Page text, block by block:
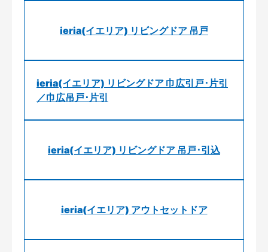
ieria(イエリア) リビングドア 吊戸
ieria(イエリア) リビングドア 巾広引戸･片引
／巾広吊戸･片引
ieria(イエリア) リビングドア 吊戸･引込
ieria(イエリア) アウトセットドア